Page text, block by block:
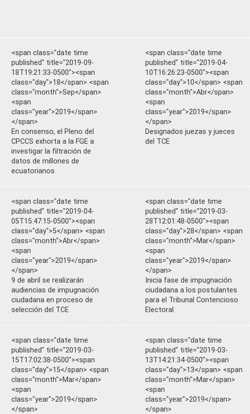
<span class="date time
published" title="2019-09-
18T19:21:33-0500"><span
class="day">18</span> <span
class="month">Sep</span>
<span
class="year">2019</span>
</span>
En consenso, el Pleno del
CPCCS exhorta a la FGE a
investigar la filtración de
datos de millones de
ecuatorianos
<span class="date time
published" title="2019-04-
10T16:26:23-0500"><span
class="day">10</span> <span
class="month">Abr</span>
<span
class="year">2019</span>
</span>
Designados juezas y jueces
del TCE
<span class="date time
published" title="2019-04-
05T15:47:15-0500"><span
class="day">5</span> <span
class="month">Abr</span>
<span
class="year">2019</span>
</span>
9 de abril se realizarán
audiencias de impugnación
ciudadana en proceso de
selección del TCE
<span class="date time
published" title="2019-03-
28T12:01:48-0500"><span
class="day">28</span> <span
class="month">Mar</span>
<span
class="year">2019</span>
</span>
Inicia fase de impugnación
ciudadana a los postulantes
para el Tribunal Contencioso
Electoral
<span class="date time
published" title="2019-03-
15T17:02:38-0500"><span
class="day">15</span> <span
class="month">Mar</span>
<span
class="year">2019</span>
</span>
<span class="date time
published" title="2019-03-
13T14:21:34-0500"><span
class="day">13</span> <span
class="month">Mar</span>
<span
class="year">2019</span>
</span>